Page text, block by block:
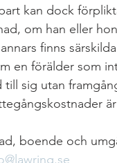
kan dock
om han eller
finns
en förälder som
sig utan
boende och